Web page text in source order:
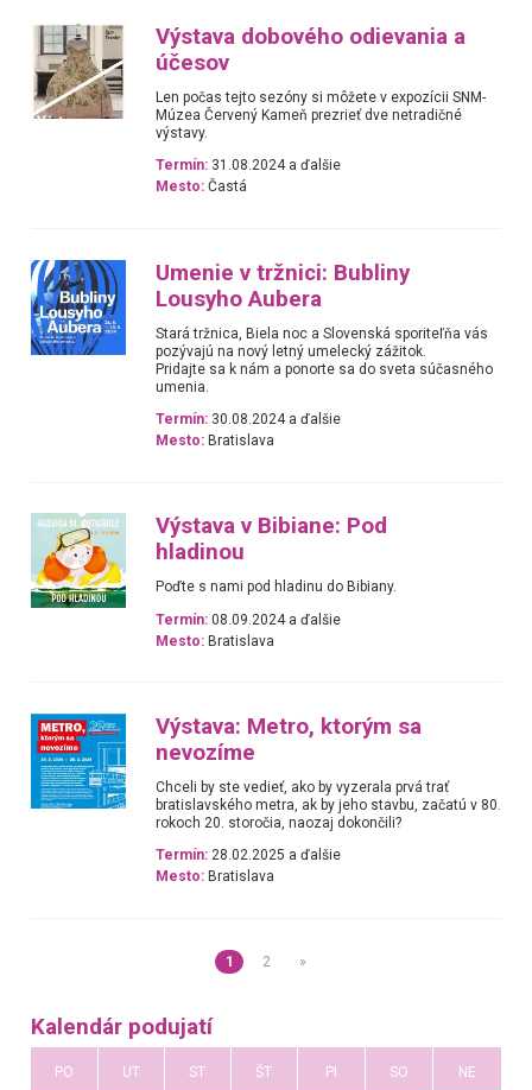
Výstava dobového odievania a
účesov
Len počas tejto sezóny si môžete v expozícii SNM-
Múzea Červený Kameň prezrieť dve netradičné
výstavy.
Termín: 31.08.2024 a ďalšie
Mesto: Častá
Umenie v tržnici: Bubliny
Lousyho Aubera
Stará tržnica, Biela noc a Slovenská sporiteľňa vás
pozývajú na nový letný umelecký zážitok.
Pridajte sa k nám a ponorte sa do sveta súčasného
umenia.
Termín: 30.08.2024 a ďalšie
Mesto: Bratislava
Výstava v Bibiane: Pod
hladinou
Poďte s nami pod hladinu do Bibiany.
Termín: 08.09.2024 a ďalšie
Mesto: Bratislava
Výstava: Metro, ktorým sa
nevozíme
Chceli by ste vedieť, ako by vyzerala prvá trať
bratislavského metra, ak by jeho stavbu, začatú v 80.
rokoch 20. storočia, naozaj dokončili?
Termín: 28.02.2025 a ďalšie
Mesto: Bratislava
1 2 »
Kalendár podujatí
PO UT ST ŠT PI SO NE